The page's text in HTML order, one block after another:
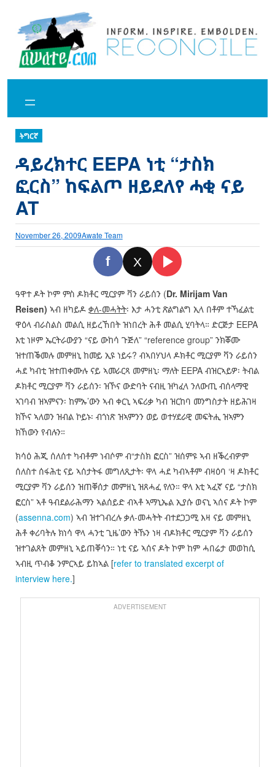
content
ትግርኛ
ዳይረክተር EEPA ነቲ “ታስክ
ፎርስ” ከፍልጦ ዘይደለየ ሓቂ ናይ
AT
November 26, 2009Awate Team
f X
ዓዋተ ዶት ኮም ምስ ዶክቶር ሚርያም ቫን ራይሰን (Dr. Mirijam Van
Reisen) ኣብ ዘካይዶ ቃለ-መሓትት፡ እታ ሓንቲ ጽልግልግ ኢላ በቶም ተኻፈልቲ
ዋዕላ ብራስልስ መልሲ ዘይረኸበት ዝነበረት ሕቶ መልሲ ሂባትላ። ድርጅታ EEPA
እቲ ነዞም ኤርትራውያን “ናይ ውከሳ ጉጅለ” “reference group” ንክቖሙ
ዝተጠቕመሉ መምዘኒ ከመይ ኢዩ ነይሩ? ብኣበሃህላ ዶክቶር ሚርያም ቫን ራይሰን
ሓደ ካብቲ ዝተጠቀሙሉ ናይ ኣመራርጻ መምዘኒ፡ ማለት EEPA ብዝርኣይዎ፡ ትብል
ዶክቶር ሚርያም ቫን ራይሰን፡ ዝኾና ውድባት ናብዚ ዝካፈላ ንለውጢ ብሰላማዊ
ኣገባብ ዝኣምናን፡ ከምኡ’ውን ኣብ ቀርኒ ኣፍሪቃ ካብ ዝርከባ መንግስታት ዘይሕገዛ
ክኾና ኣለወን ዝብል ኮይኑ፡ ብጎነጽ ዝኣምንን ወይ ወተሃደራዊ መፍትሒ ዝኣምን
ክኸውን የብሉን።
ክሳዕ ሕጂ ሰለሰተ ካብቶም ነብሶም ብ“ታስክ ፎርስ” ዝሰምዩ ኣብ ዘቕረብዎም
ሰለስተ ሰፋሕቲ ናይ ኣሰታትፋ መግለጺታት፡ ዋላ ሓደ ካብኣቶም ብዛዕባ ‘ዛ ዶክቶር
ሚርያም ቫን ራይሰን ዝጠቐሰታ መምዘኒ ዝጸሓፈ የለን። ዋላ እቲ ኣፈኛ ናይ “ታስክ
ፎርስ” ኣቶ ዓብደልራሕማን ኣልሰይድ ብኣቶ ኣማኒኤል ኢያሱ ወናኒ ኣሰና ዶት ኮም
(assenna.com) ኣብ ዝተገብረሉ ቃለ-መሓትት ብተደጋጋሚ እዛ ናይ መምዘኒ
ሕቶ ቀሪባትሉ ክነሳ ዋላ ሓንቲ ጊዜ’ውን ትኹን ነዛ ብዶክቶር ሚርያም ቫን ራይሰን
ዝተገልጸት መምዘኒ ኣይጠቐሳን። ነቲ ናይ ኣሰና ዶት ኮም ከም ሓበሬታ መወከሲ
ኣብዚ ጥብቆ ንምርኣይ ይከኣል [refer to translated excerpt of
interview here.]
ADVERTISEMENT